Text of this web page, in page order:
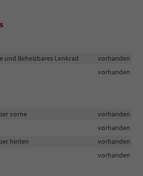
und Beheizbares Lenkrad vorhanden
vorhanden
vorne
vorhanden
vorhanden
hinten
vorhanden
vorhanden